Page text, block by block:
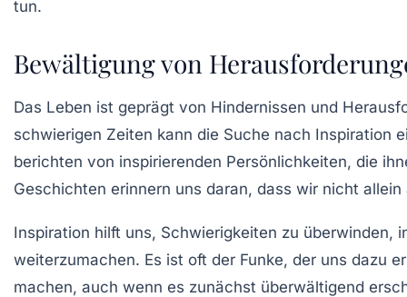
tun.
Bewältigung von
Das Leben ist geprägt von Hindernissen und
schwierigen Zeiten kann die Suche nach Inspiration
berichten von inspirierenden Persönlichkeiten, die
Geschichten erinnern uns daran, dass wir nicht allein
Inspiration hilft uns, Schwierigkeiten zu überwinden,
weiterzumachen. Es ist oft der Funke, der uns dazu
machen, auch wenn es zunächst überwältigend